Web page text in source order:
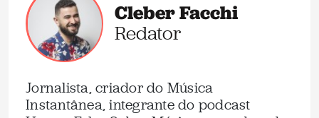
Cleber Facchi
Redator
Jornalista, criador do Música
Instantânea, integrante do podcast